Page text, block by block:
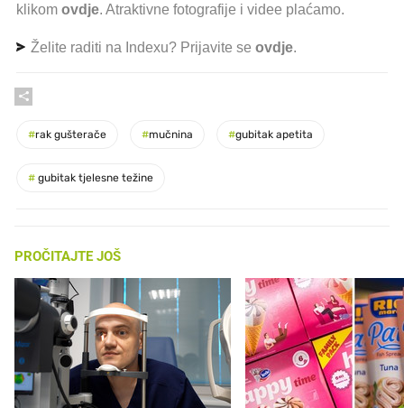
klikom ovdje. Atraktivne fotografije i videe plaćamo.
Želite raditi na Indexu? Prijavite se ovdje.
#rak gušterače #mučnina #gubitak apetita
# gubitak tjelesne težine
PROČITAJTE JOŠ